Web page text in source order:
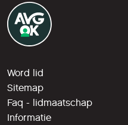
Word lid
Sitemap
Faq - lidmaatschap
Informatie